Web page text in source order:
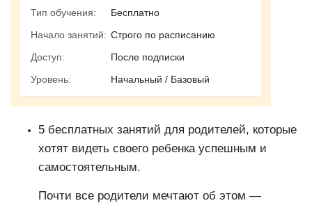
Тип обучения:
Бесплатно
Начало занятий: Строго по расписанию
Доступ:
После подписки
Уровень:
Начальный / Базовый
5 бесплатных занятий для родителей, которые
хотят видеть своего ребенка успешным и
самостоятельным.
Почти все родители мечтают об этом —